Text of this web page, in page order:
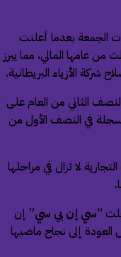
تعاملات الجمعة بعدما أعلنت
عامها المالي، مما يبرز
الأزياء البريطانية.
الثاني من العام على
في النصف الأول من
لا تزال في مراحلها
“سي إن بي سي” إن
إلى نجاح ماضيها